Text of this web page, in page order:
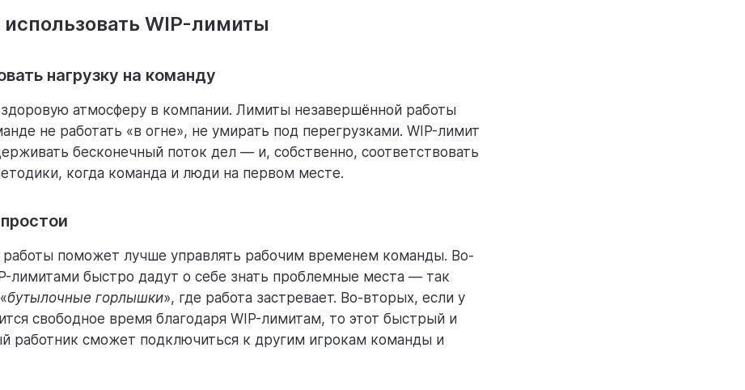
WIP-лимиты
нагрузку на команду
атмосферу в компании. Лимиты незавершённой работы
не работать «в огне», не умирать под перегрузками. WIP-лимит
бесконечный поток дел — и, собственно, соответствовать
когда команда и люди на первом месте.
работы поможет лучше управлять рабочим временем команды. Во-
лимитами быстро дадут о себе знать проблемные места — так
бутылочные горлышки», где работа застревает. Во-вторых, если у
свободное время благодаря WIP-лимитам, то этот быстрый и
работник сможет подключиться к другим игрокам команды и